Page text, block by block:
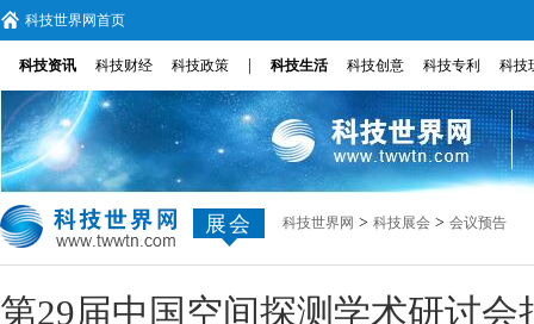
科技世界网首页
科技资讯 科技财经 科技政策 科技生活 科技创意 科技专利 科技
展会 科技世界网 > 科技展会 > 会议预告
第29届中国空间探测学术研讨会